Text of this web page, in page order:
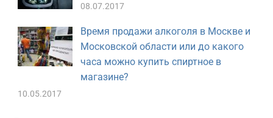
08.07.2017
Время продажи алкоголя в Москве и
Московской области или до какого
часа можно купить спиртное в
магазине?
10.05.2017